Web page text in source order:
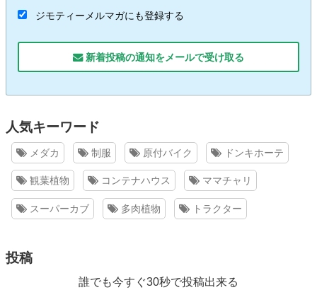
ジモティーメルマガにも登録する
新着投稿の通知をメールで受け取る
人気キーワード
メダカ 制服 原付バイク ドンキホーテ
観葉植物 コンテナハウス ママチャリ
スーパーカブ 多肉植物 トラクター
投稿
誰でも今すぐ30秒で投稿出来る